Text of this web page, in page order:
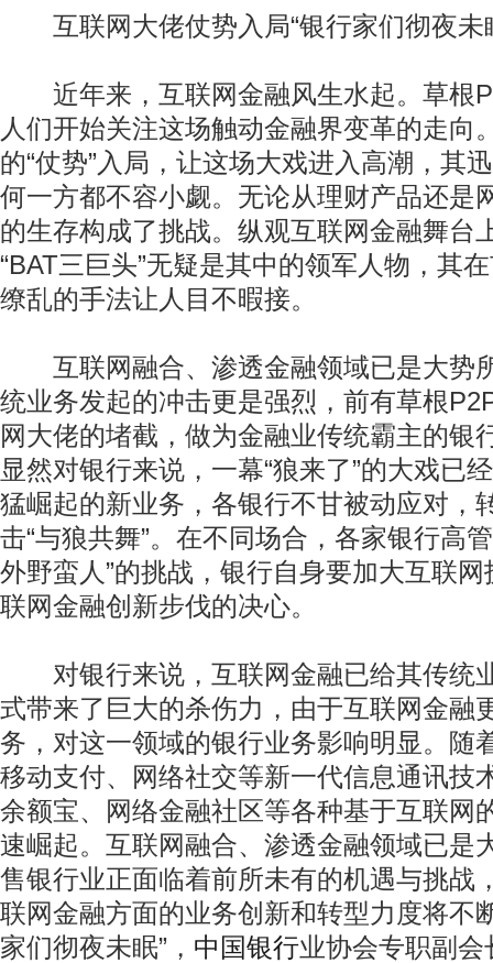
互联网大佬仗势入局“银行家们彻夜未
近年来，互联网金融风生水起。草根
人们开始关注这场触动金融界变革的走向
的“仗势”入局，让这场大戏进入高潮，其
何一方都不容小觑。无论从理财产品还是
的生存构成了挑战。纵观互联网金融舞台
“BAT三巨头”无疑是其中的领军人物，其
缭乱的手法让人目不暇接。
互联网融合、渗透金融领域已是大势
统业务发起的冲击更是强烈，前有草根
网大佬的堵截，做为金融业传统霸主的银
显然对银行来说，一幕“狼来了”的大戏已
猛崛起的新业务，各银行不甘被动应对，
击“与狼共舞”。在不同场合，各家银行高
外野蛮人”的挑战，银行自身要加大互联
联网金融创新步伐的决心。
对银行来说，互联网金融已给其传统
式带来了巨大的杀伤力，由于互联网金融
务，对这一领域的银行业务影响明显。随
移动支付、网络社交等新一代信息通讯技
余额宝、网络金融社区等各种基于互联网
速崛起。互联网融合、渗透金融领域已是
售银行业正面临着前所未有的机遇与挑战
联网金融方面的业务创新和转型力度将不
家们彻夜未眠”， 中国银行业协会专职副
动物系恋人啊 | 钟欣潼体验爱情哲学 南